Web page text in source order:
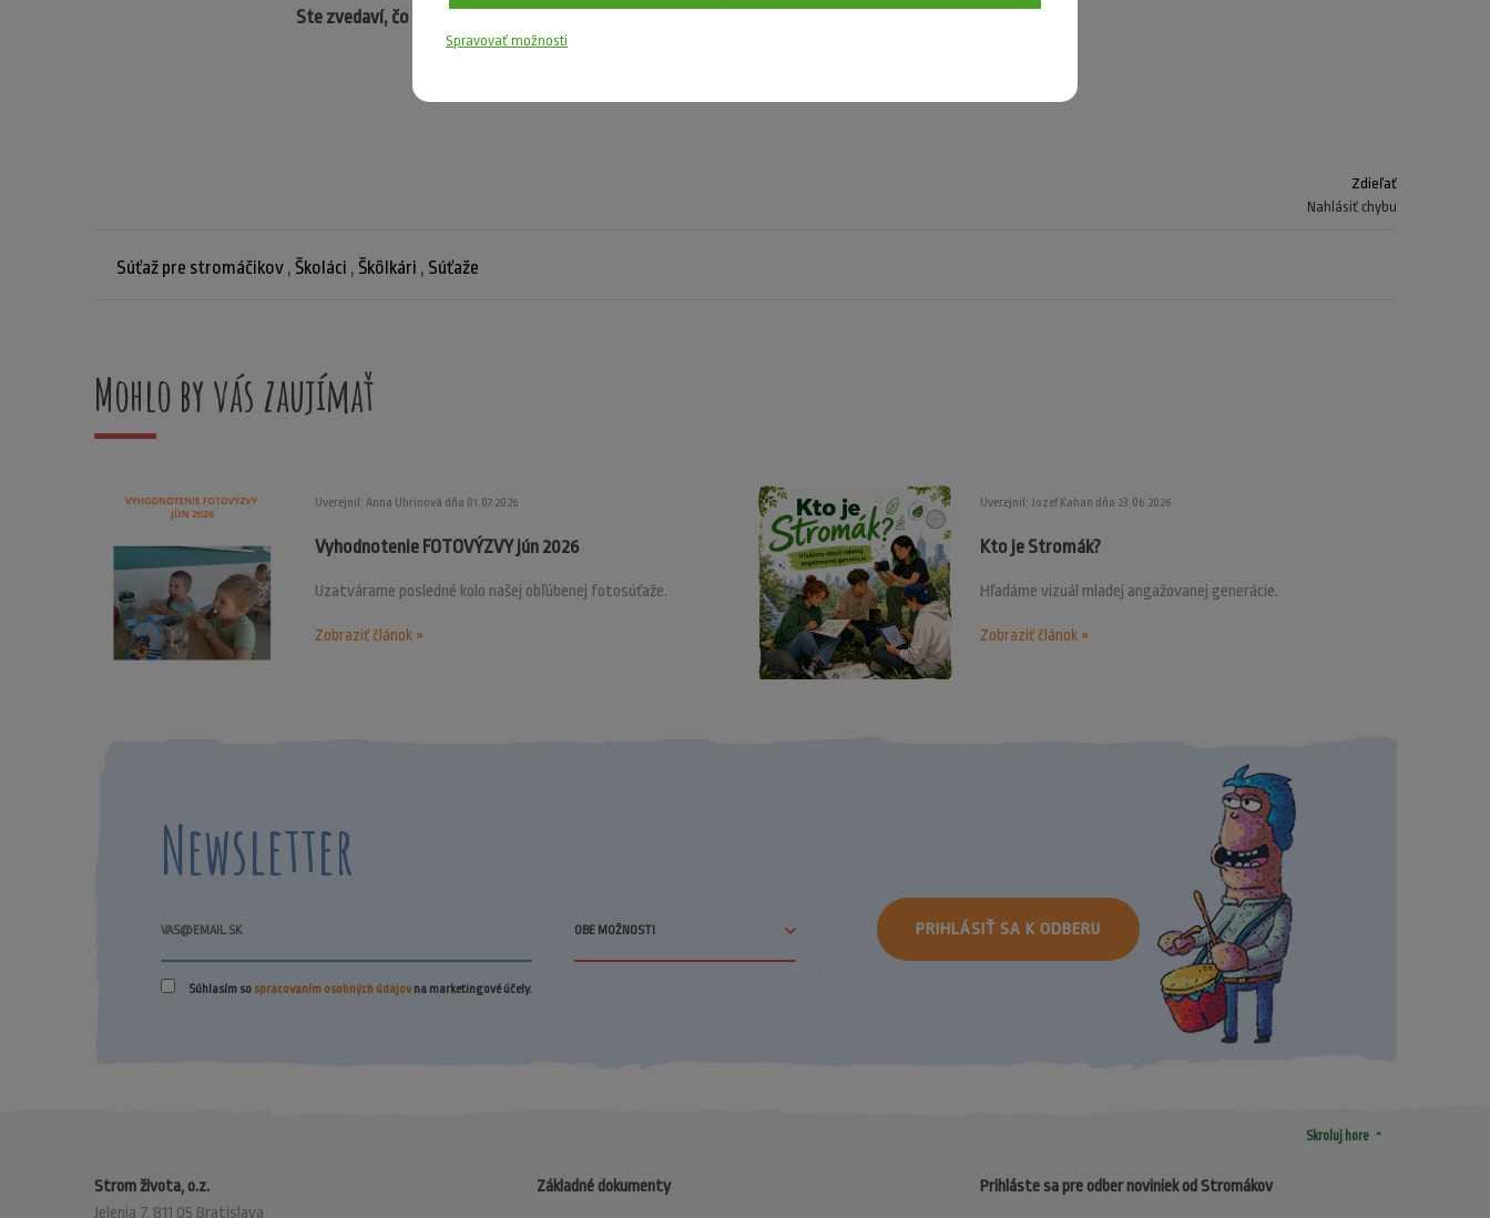
Ste zvedaví, čo tam? Dozviete sa zakrátko.
Zdieľať
Nahlásiť chybu
Súťaž pre stromáčikov, Školáci , Škôlkári , Súťaže
Mohlo by vás zaujímať
Uverejnil: Anna Uhrinová dňa 01.07.2026
Vyhodnotenie FOTOVÝZVY jún 2026
Uzatvárame posledné kolo našej obľúbenej fotosúťaže.
Zobraziť článok »
Uverejnil: Jozef Kahan dňa 23.06.2026
Kto je Stromák?
Hľadáme vizuál mladej angažovanej generácie.
Zobraziť článok »
Newsletter
Súhlasím so spracovaním osobných údajovna marketingové účely.
PRIHLÁSIŤ SA K ODBERU
Skroluj hore arrow_drop_up
Strom života, o.z.
Jelenia 7, 811 05 Bratislava
Základné dokumenty Prihláste sa pre odber noviniek od Stromákov
Spravovať možnosti